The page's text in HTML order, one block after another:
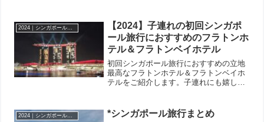
【2024】子連れの初回シンガポ
ール旅行におすすめのフラトンホ
テル＆フラトンベイホテル
初回シンガポール旅行におすすめの立地
最高なフラトンホテル＆フラトンベイホ
テルをご紹介します。子連れにも嬉し
*シンガポール旅行まとめ